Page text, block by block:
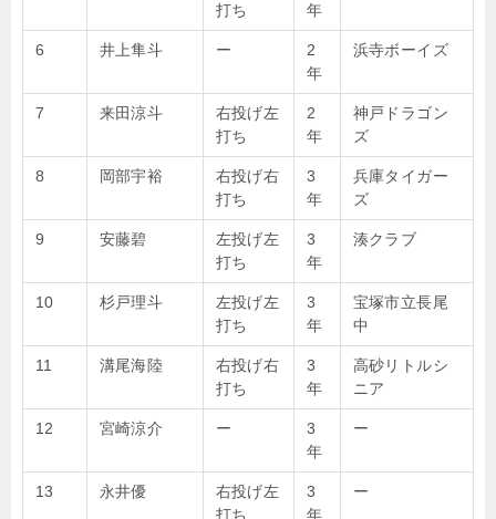
打ち
年
6 井上隼斗 ー
2
年
浜寺ボーイズ
7 来田涼斗
右投げ左
打ち
2
年
神戸ドラゴン
ズ
8 岡部宇裕
右投げ右
打ち
3
年
兵庫タイガー
ズ
9 安藤碧
左投げ左
打ち
3
年
湊クラブ
10 杉戸理斗
左投げ左
打ち
3
年
宝塚市立長尾
中
11 溝尾海陸
右投げ右
打ち
3
年
高砂リトルシ
ニア
12 宮崎涼介 ー
3
年
ー
13 永井優
右投げ左
打ち
3
年
ー